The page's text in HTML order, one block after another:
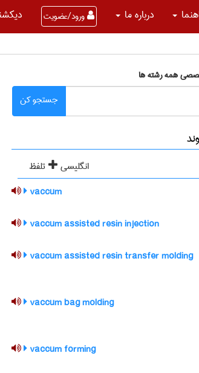
درباره ما ورود/عضویت
همه رشته ها
جستجو کن
انگلیسی تلفظ
vaccum
vaccum assisted resin injection
vaccum assisted resin transfer molding
vaccum bag molding
vaccum forming